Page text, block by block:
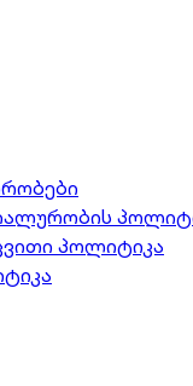
პოლიტიკა